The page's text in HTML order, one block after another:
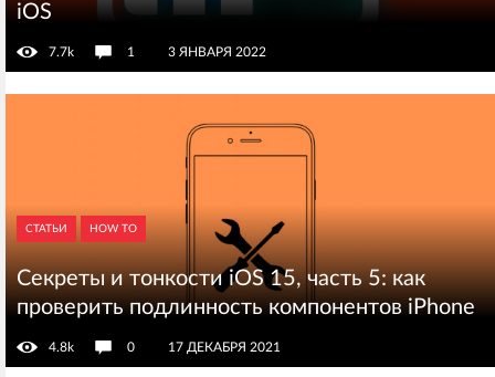
iOS
7.7k 1 3 ЯНВАРЯ 2022
СТАТЬИ HOW TO
Секреты и тонкости iOS 15, часть 5: как
проверить подлинность компонентов iPhone
4.8k 0 17 ДЕКАБРЯ 2021